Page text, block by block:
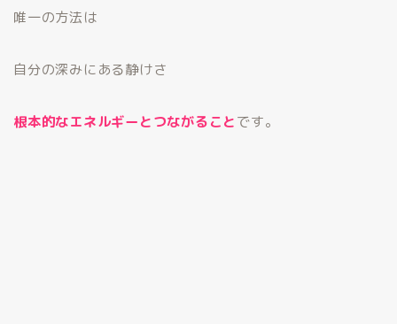
唯一の方法は
自分の深みにある静けさ
根本的なエネルギーとつながることです。